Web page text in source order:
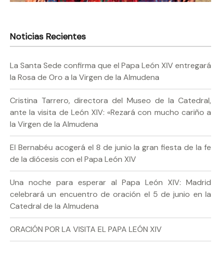
Noticias Recientes
La Santa Sede confirma que el Papa León XIV entregará
la Rosa de Oro a la Virgen de la Almudena
Cristina Tarrero, directora del Museo de la Catedral,
ante la visita de León XIV: «Rezará con mucho cariño a
la Virgen de la Almudena
El Bernabéu acogerá el 8 de junio la gran fiesta de la fe
de la diócesis con el Papa León XIV
Una noche para esperar al Papa León XIV: Madrid
celebrará un encuentro de oración el 5 de junio en la
Catedral de la Almudena
ORACIÓN POR LA VISITA EL PAPA LEÓN XIV